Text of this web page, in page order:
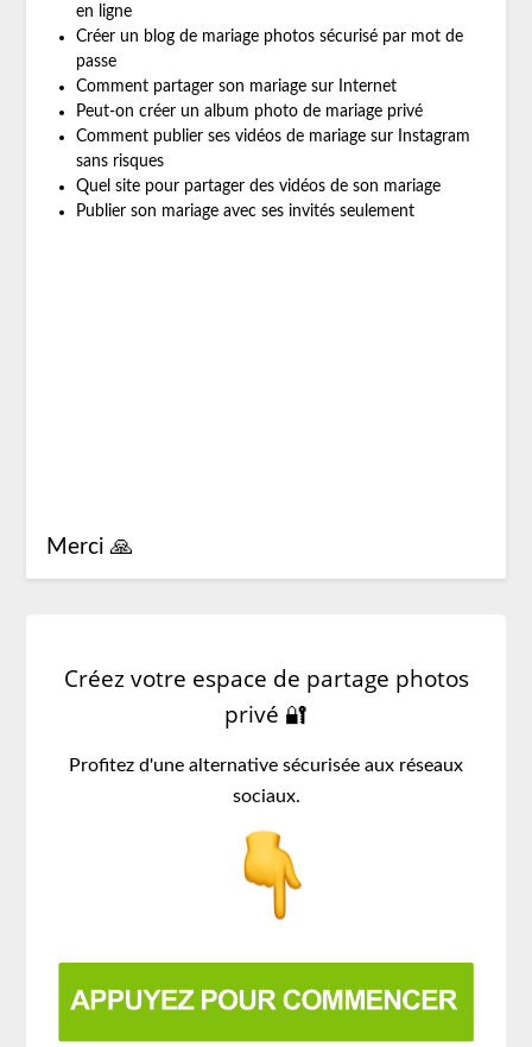
en ligne
Créer un blog de mariage photos sécurisé par mot de
passe
Comment partager son mariage sur Internet
Peut-on créer un album photo de mariage privé
Comment publier ses vidéos de mariage sur Instagram
sans risques
Quel site pour partager des vidéos de son mariage
Publier son mariage avec ses invités seulement
Merci 🙏
Créez votre espace de partage photos
privé 🔐
Profitez d'une alternative sécurisée aux réseaux
sociaux.